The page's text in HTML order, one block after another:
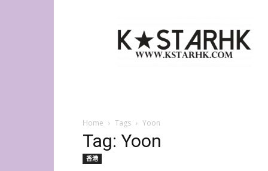
Star
HK
Home Tags Yoon
Tag: Yoon
香港